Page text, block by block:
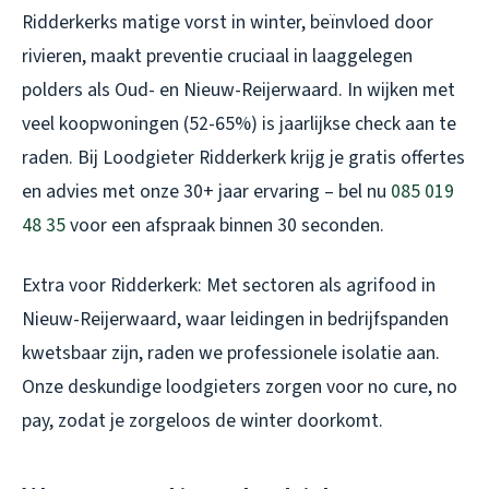
Ridderkerks matige vorst in winter, beïnvloed door
rivieren, maakt preventie cruciaal in laaggelegen
polders als Oud- en Nieuw-Reijerwaard. In wijken met
veel koopwoningen (52-65%) is jaarlijkse check aan te
raden. Bij Loodgieter Ridderkerk krijg je gratis offertes
en advies met onze 30+ jaar ervaring – bel nu 085 019
48 35voor een afspraak binnen 30 seconden.
Extra voor Ridderkerk: Met sectoren als agrifood in
Nieuw-Reijerwaard, waar leidingen in bedrijfspanden
kwetsbaar zijn, raden we professionele isolatie aan.
Onze deskundige loodgieters zorgen voor no cure, no
pay, zodat je zorgeloos de winter doorkomt.